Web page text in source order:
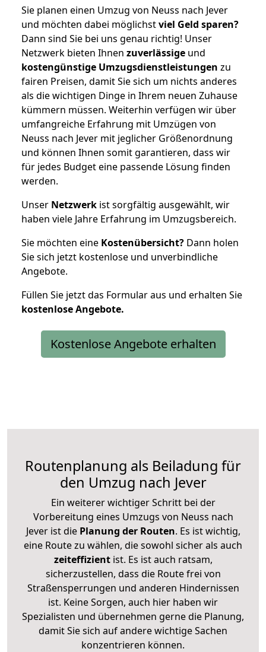
Sie planen einen Umzug von Neuss nach Jever
und möchten dabei möglichstviel Geld sparen?
Dann sind Sie bei uns genau richtig! Unser
Netzwerk bieten Ihnen zuverlässige und
kostengünstige Umzugsdienstleistungen zu
fairen Preisen, damit Sie sich um nichts anderes
als die wichtigen Dinge in Ihrem neuen Zuhause
kümmern müssen. Weiterhin verfügen wir über
umfangreiche Erfahrung mit Umzügen von
Neuss nach Jever mit jeglicher Größenordnung
und können Ihnen somit garantieren, dass wir
für jedes Budget eine passende Lösung finden
werden.
Unser Netzwerk ist sorgfältig ausgewählt, wir
haben viele Jahre Erfahrung im Umzugsbereich.
Sie möchten eine Kostenübersicht? Dann holen
Sie sich jetzt kostenlose und unverbindliche
Angebote.
Füllen Sie jetzt das Formular aus und erhalten Sie
kostenloseAngebote.
Kostenlose Angebote erhalten
Routenplanung als Beiladung für
den Umzug nach Jever
Ein weiterer wichtiger Schritt bei der
Vorbereitung eines Umzugs von Neuss nach
Jever ist diePlanung der Routen. Es ist wichtig,
eine Route zu wählen, die sowohl sicher als auch
zeiteffizientist. Es ist auch ratsam,
sicherzustellen, dass die Route frei von
Straßensperrungen und anderen Hindernissen
ist. Keine Sorgen, auch hier haben wir
Spezialisten und übernehmen gerne die Planung,
damit Sie sich auf andere wichtige Sachen
konzentrieren können.